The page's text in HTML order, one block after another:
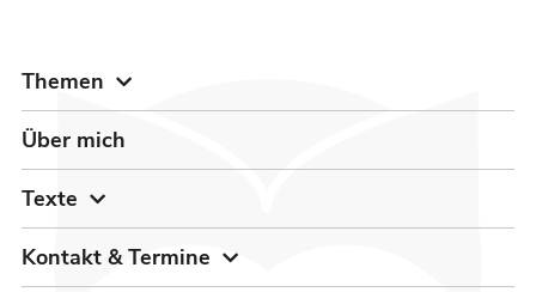
Themen
Über mich
Texte
Kontakt & Termine